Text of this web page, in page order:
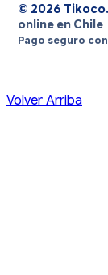
© 2026
online en Chile
Pago seguro con
Volver Arriba